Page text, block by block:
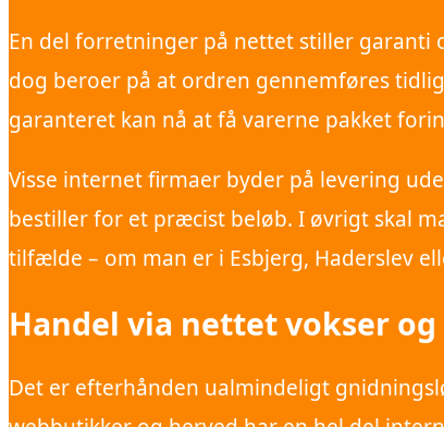
En del forretninger på nettet stiller garanti
dog beroer på at ordren gennemføres
garanteret kan nå at få varerne pakket
Visse internet firmaer byder på levering
bestiller for et præcist beløb. I øvrigt skal
tilfælde – om man er i Esbjerg, Haderslev
Handel via nettet vokser
Det er efterhånden ualmindeligt